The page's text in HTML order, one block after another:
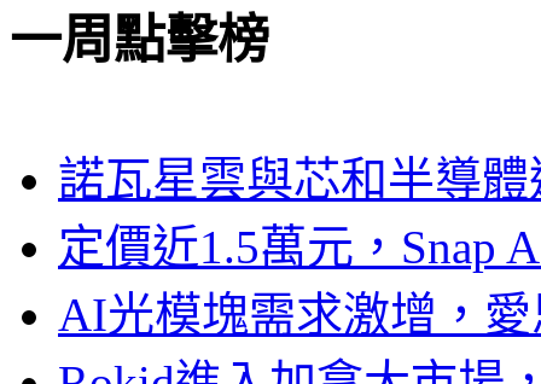
一周點擊榜
諾瓦星雲與芯和半導
定價近1.5萬元，Snap
AI光模塊需求激增，